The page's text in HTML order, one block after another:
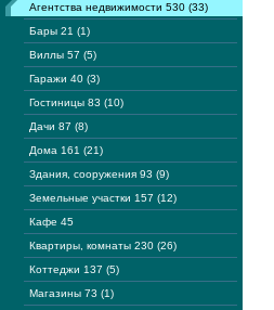
Агентства недвижимости 530 (33)
Бары 21 (1)
Виллы 57 (5)
Гаражи 40 (3)
Гостиницы 83 (10)
Дачи 87 (8)
Дома 161 (21)
Здания, сооружения 93 (9)
Земельные участки 157 (12)
Кафе 45
Квартиры, комнаты 230 (26)
Коттеджи 137 (5)
Магазины 73 (1)